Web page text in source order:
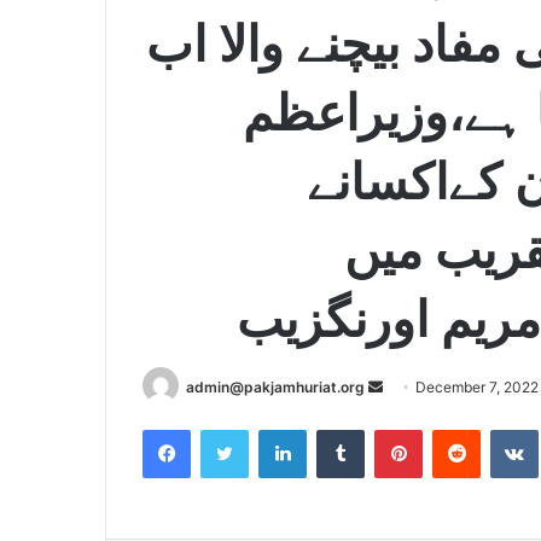
بیچنے والا اب
کےاکسانے
میں
اورنگزیب
admin@pakjamhuriat.org December 7, 2022